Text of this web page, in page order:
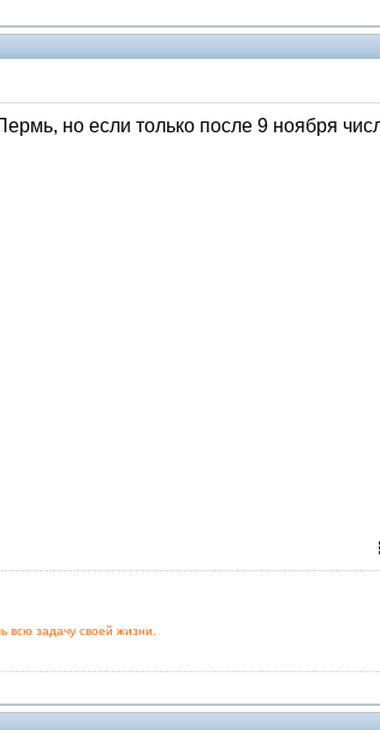
но если только после 9 ноября
всю задачу своей жизни.